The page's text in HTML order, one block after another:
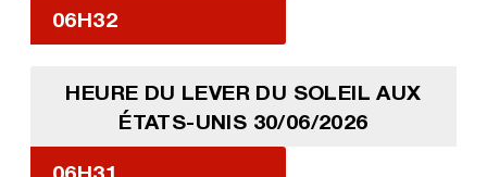
06H32
HEURE DU LEVER DU SOLEIL AUX
ÉTATS-UNIS 30/06/2026